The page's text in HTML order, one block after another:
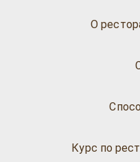
О
Курс по